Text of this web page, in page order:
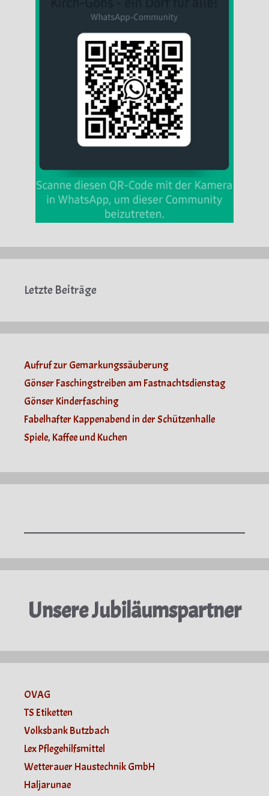
Letzte Beiträge
Aufruf zur Gemarkungssäuberung
Gönser Faschingstreiben am Fastnachtsdienstag
Gönser Kinderfasching
Fabelhafter Kappenabend in der Schützenhalle
Spiele, Kaffee und Kuchen
Unsere Jubiläumspartner
OVAG
TS Etiketten
Volksbank Butzbach
Lex Pflegehilfsmittel
Wetterauer Haustechnik GmbH
Haljarunae